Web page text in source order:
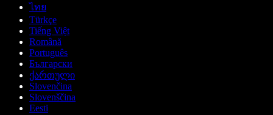
ไทย
Türkçe
Tiếng Việt
Română
Português
Български
ქართული
Slovenčina
Slovenščina
Eesti